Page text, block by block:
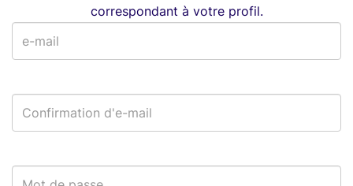
correspondant à votre profil.